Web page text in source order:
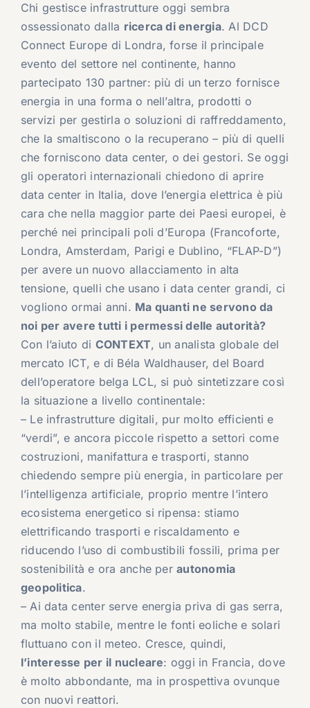
Chi gestisce infrastrutture oggi sembra
ossessionato dalla ricerca di energia. Al DCD
Connect Europe di Londra, forse il principale
evento del settore nel continente, hanno
partecipato 130 partner: più di un terzo fornisce
energia in una forma o nell’altra, prodotti o
servizi per gestirla o soluzioni di raffreddamento,
che la smaltiscono o la recuperano – più di quelli
che forniscono data center, o dei gestori. Se oggi
gli operatori internazionali chiedono di aprire
data center in Italia, dove l’energia elettrica è più
cara che nella maggior parte dei Paesi europei, è
perché nei principali poli d’Europa (Francoforte,
Londra, Amsterdam, Parigi e Dublino, “FLAP-D”)
per avere un nuovo allacciamento in alta
tensione, quelli che usano i data center grandi, ci
vogliono ormai anni. Ma quanti ne servono da
noi per avere tutti i permessi delle autorità?
Con l’aiuto di CONTEXT, un analista globale del
mercato ICT, e di Béla Waldhauser, del Board
dell’operatore belga LCL, si può sintetizzare così
la situazione a livello continentale:
– Le infrastrutture digitali, pur molto efficienti e
“verdi”, e ancora piccole rispetto a settori come
costruzioni, manifattura e trasporti, stanno
chiedendo sempre più energia, in particolare per
l’intelligenza artificiale, proprio mentre l’intero
ecosistema energetico si ripensa: stiamo
elettrificando trasporti e riscaldamento e
riducendo l’uso di combustibili fossili, prima per
sostenibilità e ora anche perautonomia
geopolitica.
– Ai data center serve energia priva di gas serra,
ma molto stabile, mentre le fonti eoliche e solari
fluttuano con il meteo. Cresce, quindi,
l’interesse per il nucleare: oggi in Francia, dove
è molto abbondante, ma in prospettiva ovunque
con nuovi reattori.